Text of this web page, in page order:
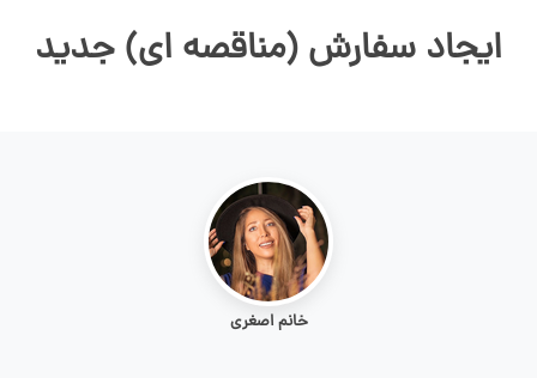
ایجاد سفارش (مناقصه ای) جدید
خانم اصغری